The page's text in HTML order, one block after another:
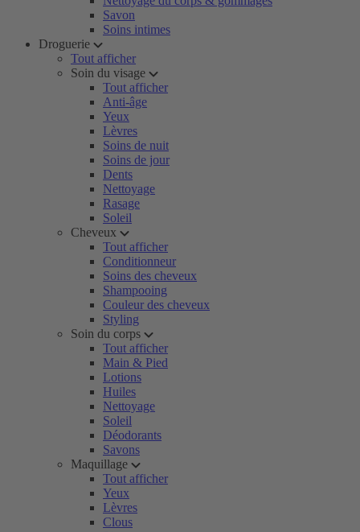
Savon
Soins intimes
Droguerie
Tout afficher
Soin du visage
Tout afficher
Anti-âge
Yeux
Lèvres
Soins de nuit
Soins de jour
Dents
Nettoyage
Rasage
Soleil
Cheveux
Tout afficher
Conditionneur
Soins des cheveux
Shampooing
Couleur des cheveux
Styling
Soin du corps
Tout afficher
Main & Pied
Lotions
Huiles
Nettoyage
Soleil
Déodorants
Savons
Maquillage
Tout afficher
Yeux
Lèvres
Clous